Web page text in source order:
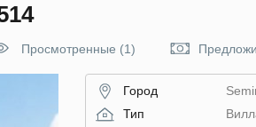
Просмотренные (1)
Город
Тип